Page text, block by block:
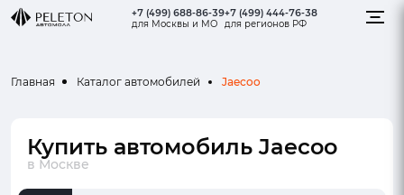
+7 (499) 688-86-39
для Москвы и МО
+7 (499) 444-76-38
для регионов РФ
Главная Каталог автомобилей Jaecoo
Купить автомобиль Jaecoo
в Москве